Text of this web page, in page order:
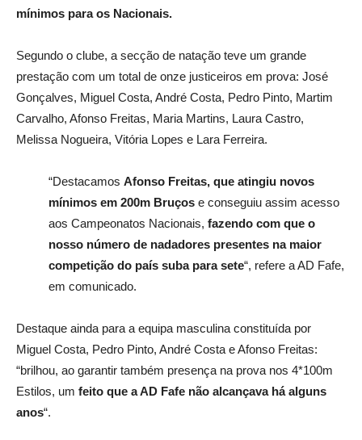
mínimos para os Nacionais.
Segundo o clube, a secção de natação teve um grande
prestação com um total de onze justiceiros em prova: José
Gonçalves, Miguel Costa, André Costa, Pedro Pinto, Martim
Carvalho, Afonso Freitas, Maria Martins, Laura Castro,
Melissa Nogueira, Vitória Lopes e Lara Ferreira.
“Destacamos Afonso Freitas, que atingiu novos
mínimos em 200m Bruços e conseguiu assim acesso
aos Campeonatos Nacionais, fazendo com que o
nosso número de nadadores presentes na maior
competição do país suba para sete“, refere a AD Fafe,
em comunicado.
Destaque ainda para a equipa masculina constituída por
Miguel Costa, Pedro Pinto, André Costa e Afonso Freitas:
“brilhou, ao garantir também presença na prova nos 4*100m
Estilos, um feito que a AD Fafe não alcançava há alguns
anos“.